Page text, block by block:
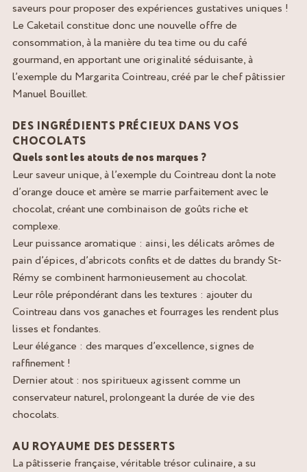
saveurs pour proposer des expériences gustatives uniques !
Le Caketail constitue donc une nouvelle offre de
consommation, à la manière du tea time ou du café
gourmand, en apportant une originalité séduisante, à
l’exemple du Margarita Cointreau, créé par le chef pâtissier
Manuel Bouillet.
DES INGRÉDIENTS PRÉCIEUX DANS VOS
CHOCOLATS
Quels sont les atouts de nos marques ?
Leur saveur unique, à l’exemple du Cointreau dont la note
d’orange douce et amère se marrie parfaitement avec le
chocolat, créant une combinaison de goûts riche et
complexe.
Leur puissance aromatique : ainsi, les délicats arômes de
pain d’épices, d’abricots confits et de dattes du brandy St-
Rémy se combinent harmonieusement au chocolat.
Leur rôle prépondérant dans les textures : ajouter du
Cointreau dans vos ganaches et fourrages les rendent plus
lisses et fondantes.
Leur élégance : des marques d’excellence, signes de
raffinement !
Dernier atout : nos spiritueux agissent comme un
conservateur naturel, prolongeant la durée de vie des
chocolats.
AU ROYAUME DES DESSERTS
La pâtisserie française, véritable trésor culinaire, a su